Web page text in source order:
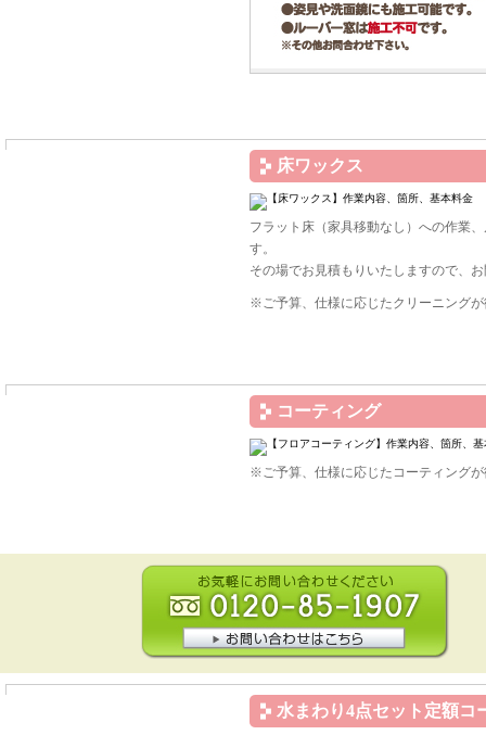
床ワックス
フラット床（家具移動なし）への作業
す。
その場でお見積もりいたしますので、
※ご予算、仕様に応じたクリーニング
コーティング
※ご予算、仕様に応じたコーティング
水まわり4点セット定額